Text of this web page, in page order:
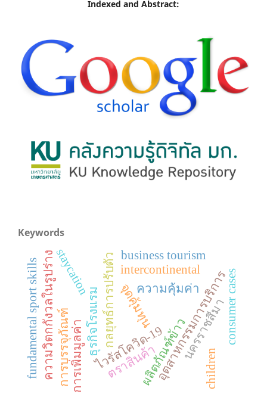
Indexed and Abstract:
Keywords
ไวรัสโควิด-19ผลิตภัณฑ์ข้าว
การเพิ่มมูลค่า
การบรรจุภัณฑ์ ตราสินค้าอุตสาหกรรมการบริการ
ธุรกิจโรงแรมกลยุทธ์การปรับตัว
ความวิตกกังวลในรูปร่าง จุดคุ้มทุนความคุ้มค่า
intercontinental
นครราชสีมาconsumer cases
business tourism
children
fundamental sport skills staycation